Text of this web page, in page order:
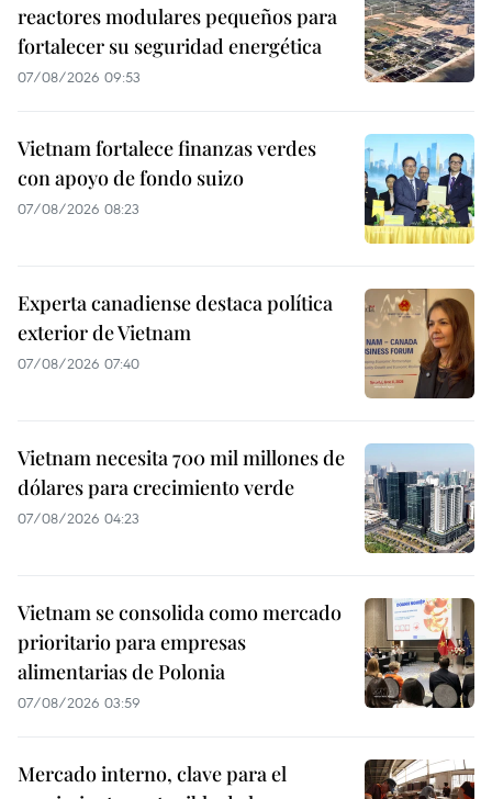
reactores modulares pequeños para
fortalecer su seguridad energética
07/08/2026 09:53
Vietnam fortalece finanzas verdes
con apoyo de fondo suizo
07/08/2026 08:23
Experta canadiense destaca política
exterior de Vietnam
07/08/2026 07:40
Vietnam necesita 700 mil millones de
dólares para crecimiento verde
07/08/2026 04:23
Vietnam se consolida como mercado
prioritario para empresas
alimentarias de Polonia
07/08/2026 03:59
Mercado interno, clave para el